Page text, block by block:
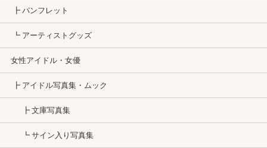
┣ パンフレット
┗ アーティストグッズ
女性アイドル・女優
┣ アイドル写真集・ムック
┣ 文庫写真集
┗ サイン入り写真集